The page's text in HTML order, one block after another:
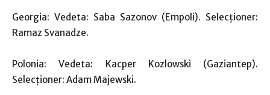
Georgia: Vedeta: Saba Sazonov (Empoli). Selecţioner:
Ramaz Svanadze.
Polonia: Vedeta: Kacper Kozlowski (Gaziantep).
Selecţioner: Adam Majewski.